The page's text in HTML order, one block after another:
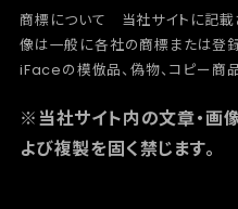
商標について 当社サイトに記載
像は一般に各社の商標または登録
iFaceの模倣品、偽物、コピー商
※当社サイト内の文章・画
よび複製を固く禁じます。